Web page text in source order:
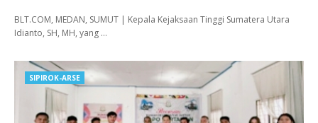
BLT.COM, MEDAN, SUMUT | Kepala Kejaksaan Tinggi Sumatera Utara
Idianto, SH, MH, yang …
SIPIROK-ARSE